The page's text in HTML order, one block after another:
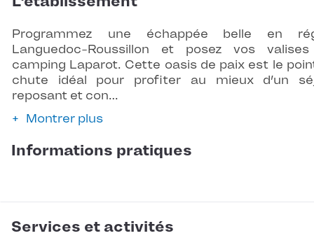
Programmez une échappée belle en
Languedoc-Roussillon et posez vos
camping Laparot. Cette oasis de paix est le
chute idéal pour profiter au mieux d’un
reposant et con…
Montrer plus
Informations pratiques
Services et activités